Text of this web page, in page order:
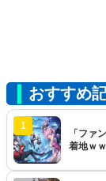
おすすめ
1
「ファ
着地ｗ